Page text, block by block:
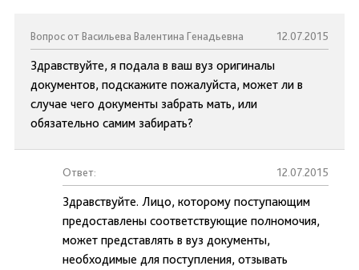
Вопрос от Васильева Валентина Генадьевна 12.07.2015
Здравствуйте, я подала в ваш вуз оригиналы
документов, подскажите пожалуйста, может ли в
случае чего документы забрать мать, или
обязательно самим забирать?
Ответ: 12.07.2015
Здравствуйте. Лицо, которому поступающим
предоставлены соответствующие полномочия,
может представлять в вуз документы,
необходимые для поступления, отзывать